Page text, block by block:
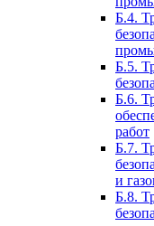
Б.4.
Б.5.
Б.6.
работ
Б.7.
и
Б.8.